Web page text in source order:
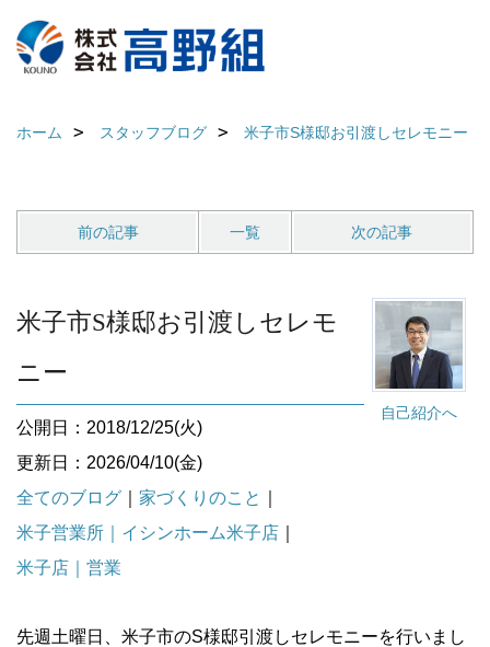
ホーム スタッフブログ 米子市S様邸お引渡しセレモニー
前の記事 一覧 次の記事
自己紹介へ
米子市S様邸お引渡しセレモ
ニー
公開日：2018/12/25(火)
更新日：2026/04/10(金)
全てのブログ
家づくりのこと
米子営業所｜イシンホーム米子店
米子店｜営業
先週土曜日、米子市のS様邸引渡しセレモニーを行いまし